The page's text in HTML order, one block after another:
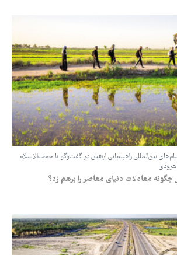
بین‌المللی راهپیمایی اربعین در گفت‌وگو با حجت‌الاسلام
معادلات دنیای معاصر را برهم زد؟